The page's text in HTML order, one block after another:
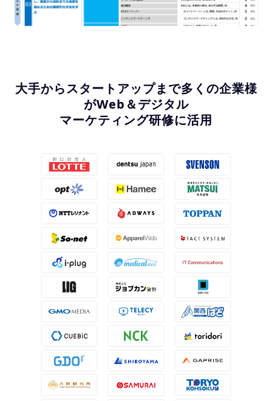
大手からスタートアップまで多くの企業様
がWeb＆デジタル
マーケティング研修に活用